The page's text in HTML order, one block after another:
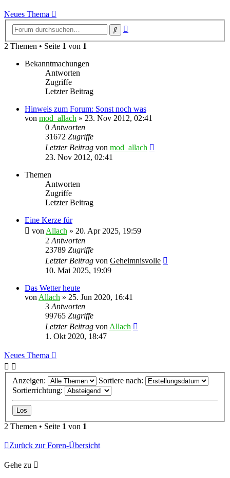
Neues Thema
Suche
2 Themen • Seite 1 von 1
Bekanntmachungen
Antworten
Zugriffe
Letzter Beitrag
Hinweis zum Forum: Sonst noch was
von mod_allach » 23. Nov 2012, 02:41
0Antworten
31672 Zugriffe
Letzter Beitrag von mod_allach
23. Nov 2012, 02:41
Themen
Antworten
Zugriffe
Letzter Beitrag
Eine Kerze für
vonAllach » 20. Apr 2025, 19:59
2Antworten
23789 Zugriffe
Letzter Beitrag von Geheimnisvolle
10. Mai 2025, 19:09
Das Wetter heute
vonAllach » 25. Jun 2020, 16:41
3Antworten
99765 Zugriffe
Letzter Beitrag vonAllach
1. Okt 2020, 18:47
Neues Thema
Anzeigen:
Sortiere nach:
Sortierrichtung:
2 Themen • Seite 1 von 1
Zurück zur Foren-Übersicht
Gehe zu